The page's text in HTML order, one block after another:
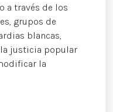
a través de los
grupos de
blancas,
justicia popular
la